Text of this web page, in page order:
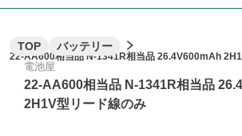
TOP バッテリー
22-AA600相当品 N-1341R相当品 26.4V600mAh
電池屋
22-AA600相当品 N-1341R相当品
2H1V型リード線のみ